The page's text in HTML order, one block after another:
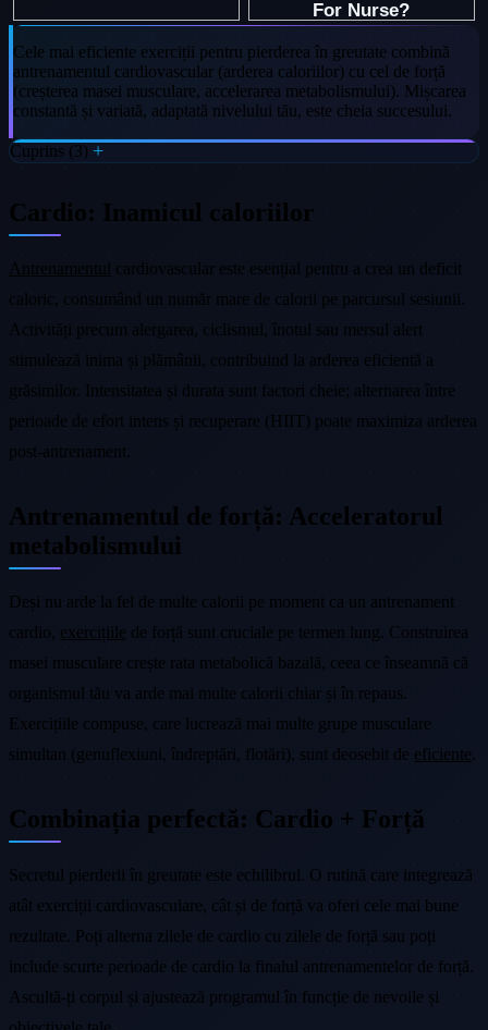
Cele mai eficiente exerciții pentru pierderea în greutate combină
antrenamentul cardiovascular (arderea caloriilor) cu cel de forță
(creșterea masei musculare, accelerarea metabolismului). Mișcarea
constantă și variată, adaptată nivelului tău, este cheia succesului.
Cuprins (3)
Cardio: Inamicul caloriilor
Antrenamentul
cardiovascular este esențial pentru a crea un deficit
caloric, consumând un număr mare de calorii pe parcursul sesiunii.
Activități precum alergarea, ciclismul, înotul sau mersul alert
stimulează inima și plămânii, contribuind la arderea eficientă a
grăsimilor. Intensitatea și durata sunt factori cheie; alternarea între
perioade de efort intens și recuperare (HIIT) poate maximiza arderea
post-antrenament.
Antrenamentul de forță: Acceleratorul
metabolismului
Deși nu arde la fel de multe calorii pe moment ca un antrenament
cardio, exercițiile de forță sunt cruciale pe termen lung. Construirea
masei musculare crește rata metabolică bazală, ceea ce înseamnă că
organismul tău va arde mai multe calorii chiar și în repaus.
Exercițiile compuse, care lucrează mai multe grupe musculare
simultan (genuflexiuni, îndreptări, flotări), sunt deosebit de eficiente.
Combinația perfectă: Cardio + Forță
Secretul pierderii în greutate este echilibrul. O rutină care integrează
atât exerciții cardiovasculare, cât și de forță va oferi cele mai bune
rezultate. Poți alterna zilele de cardio cu zilele de forță sau poți
include scurte perioade de cardio la finalul antrenamentelor de forță.
Ascultă-ți corpul și ajustează programul în funcție de nevoile și